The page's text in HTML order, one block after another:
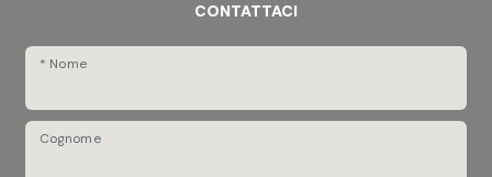
CONTATTACI
* Nome
Cognome